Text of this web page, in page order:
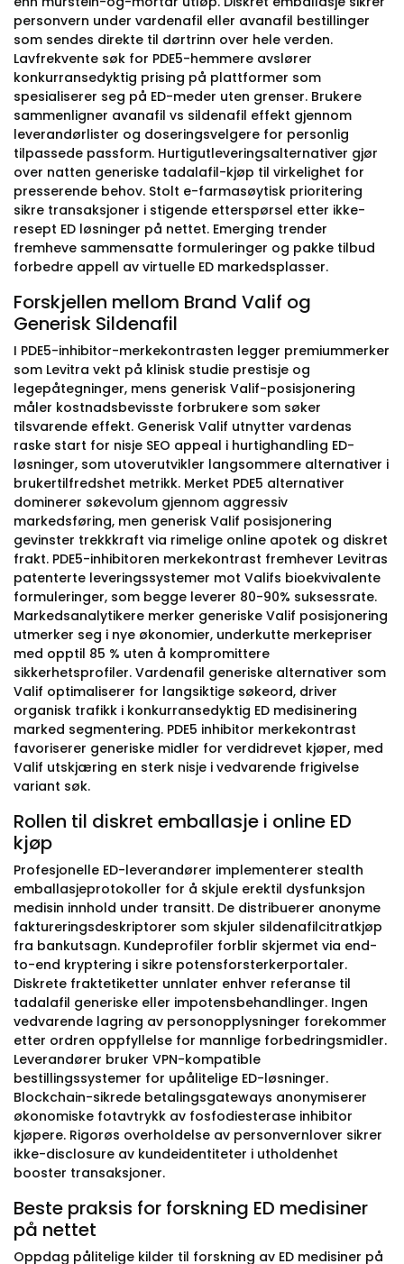
personvern under vardenafil eller avanafil bestillinger
som sendes direkte til dørtrinn over hele verden.
Lavfrekvente søk for PDE5-hemmere avslører
konkurransedyktig prising på plattformer som
spesialiserer seg på ED-meder uten grenser. Brukere
sammenligner avanafil vs sildenafil effekt gjennom
leverandørlister og doseringsvelgere for personlig
tilpassede passform. Hurtigutleveringsalternativer gjør
over natten generiske tadalafil-kjøp til virkelighet for
presserende behov. Stolt e-farmasøytisk prioritering
sikre transaksjoner i stigende etterspørsel etter ikke-
resept ED løsninger på nettet. Emerging trender
fremheve sammensatte formuleringer og pakke tilbud
forbedre appell av virtuelle ED markedsplasser.
Forskjellen mellom Brand Valif og
Generisk Sildenafil
I PDE5-inhibitor-merkekontrasten legger premiummerker
som Levitra vekt på klinisk studie prestisje og
legepåtegninger, mens generisk Valif-posisjonering
måler kostnadsbevisste forbrukere som søker
tilsvarende effekt. Generisk Valif utnytter vardenas
raske start for nisje SEO appeal i hurtighandling ED-
løsninger, som utoverutvikler langsommere alternativer i
brukertilfredshet metrikk. Merket PDE5 alternativer
dominerer søkevolum gjennom aggressiv
markedsføring, men generisk Valif posisjonering
gevinster trekkkraft via rimelige online apotek og diskret
frakt. PDE5-inhibitoren merkekontrast fremhever Levitras
patenterte leveringssystemer mot Valifs bioekvivalente
formuleringer, som begge leverer 80-90% suksessrate.
Markedsanalytikere merker generiske Valif posisjonering
utmerker seg i nye økonomier, underkutte merkepriser
med opptil 85 % uten å kompromittere
sikkerhetsprofiler. Vardenafil generiske alternativer som
Valif optimaliserer for langsiktige søkeord, driver
organisk trafikk i konkurransedyktig ED medisinering
marked segmentering. PDE5 inhibitor merkekontrast
favoriserer generiske midler for verdidrevet kjøper, med
Valif utskjæring en sterk nisje i vedvarende frigivelse
variant søk.
Rollen til diskret emballasje i online ED
kjøp
Profesjonelle ED-leverandører implementerer stealth
emballasjeprotokoller for å skjule erektil dysfunksjon
medisin innhold under transitt. De distribuerer anonyme
faktureringsdeskriptorer som skjuler sildenafilcitratkjøp
fra bankutsagn. Kundeprofiler forblir skjermet via end-
to-end kryptering i sikre potensforsterkerportaler.
Diskrete fraktetiketter unnlater enhver referanse til
tadalafil generiske eller impotensbehandlinger. Ingen
vedvarende lagring av personopplysninger forekommer
etter ordren oppfyllelse for mannlige forbedringsmidler.
Leverandører bruker VPN-kompatible
bestillingssystemer for upålitelige ED-løsninger.
Blockchain-sikrede betalingsgateways anonymiserer
økonomiske fotavtrykk av fosfodiesterase inhibitor
kjøpere. Rigorøs overholdelse av personvernlover sikrer
ikke-disclosure av kundeidentiteter i utholdenhet
booster transaksjoner.
Beste praksis for forskning ED medisiner
på nettet
Oppdag pålitelige kilder til forskning av ED medisiner på